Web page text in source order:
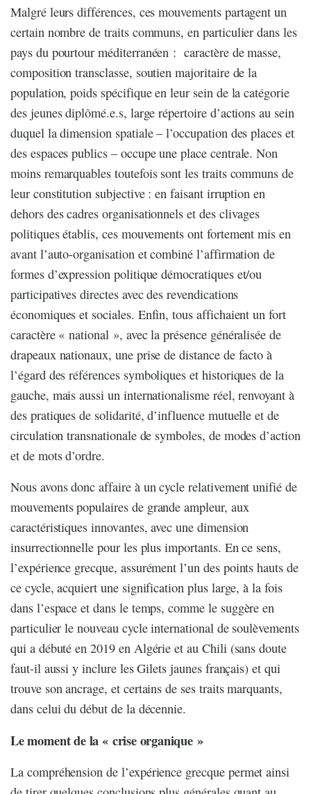
Malgré leurs différences, ces mouvements partagent un
certain nombre de traits communs, en particulier dans les
pays du pourtour méditerranéen : caractère de masse,
composition transclasse, soutien majoritaire de la
population, poids spécifique en leur sein de la catégorie
des jeunes diplômé.e.s, large répertoire d’actions au sein
duquel la dimension spatiale – l’occupation des places et
des espaces publics – occupe une place centrale. Non
moins remarquables toutefois sont les traits communs de
leur constitution subjective : en faisant irruption en
dehors des cadres organisationnels et des clivages
politiques établis, ces mouvements ont fortement mis en
avant l’auto-organisation et combiné l’affirmation de
formes d’expression politique démocratiques et/ou
participatives directes avec des revendications
économiques et sociales. Enfin, tous affichaient un fort
caractère « national », avec la présence généralisée de
drapeaux nationaux, une prise de distance de facto à
l’égard des références symboliques et historiques de la
gauche, mais aussi un internationalisme réel, renvoyant à
des pratiques de solidarité, d’influence mutuelle et de
circulation transnationale de symboles, de modes d’action
et de mots d’ordre.
Nous avons donc affaire à un cycle relativement unifié de
mouvements populaires de grande ampleur, aux
caractéristiques innovantes, avec une dimension
insurrectionnelle pour les plus importants. En ce sens,
l’expérience grecque, assurément l’un des points hauts de
ce cycle, acquiert une signification plus large, à la fois
dans l’espace et dans le temps, comme le suggère en
particulier le nouveau cycle international de soulèvements
qui a débuté en 2019 en Algérie et au Chili (sans doute
faut-il aussi y inclure les Gilets jaunes français) et qui
trouve son ancrage, et certains de ses traits marquants,
dans celui du début de la décennie.
Le moment de la « crise organique »
La compréhension de l’expérience grecque permet ainsi